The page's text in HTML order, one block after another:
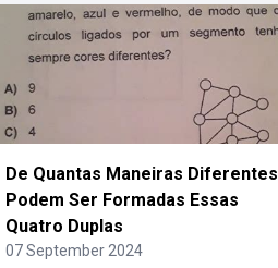
De Quantas Maneiras Diferentes
Podem Ser Formadas Essas
Quatro Duplas
07 September 2024